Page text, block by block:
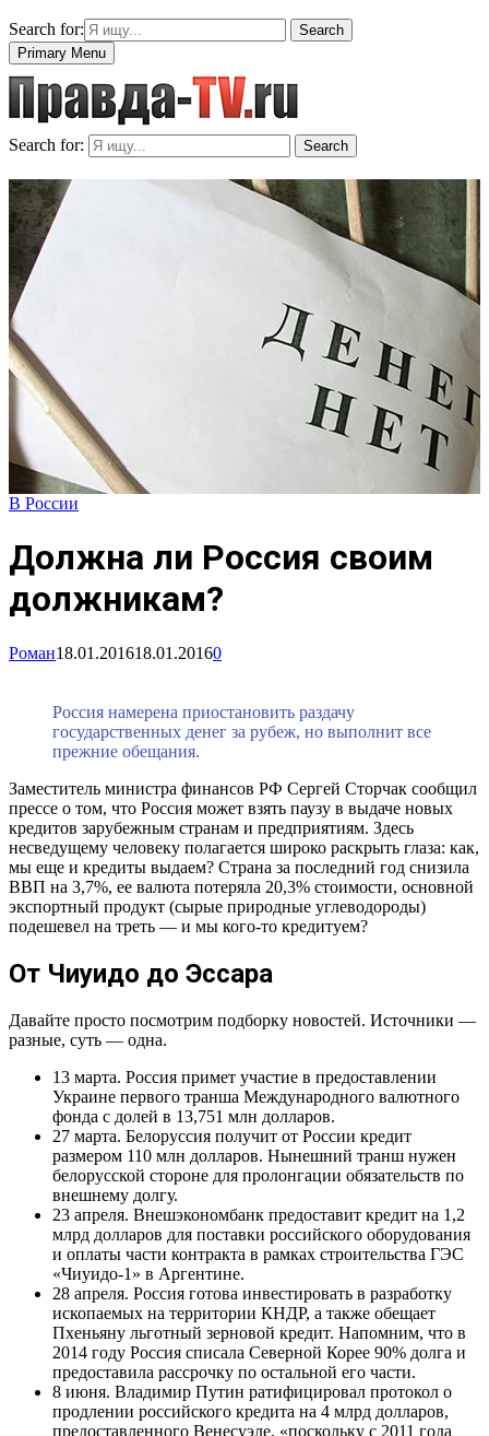
Search for:
Search
Primary Menu
Search for: Search
В России
Должна ли Россия своим
должникам?
Роман18.01.201618.01.20160
Россия намерена приостановить раздачу
государственных денег за рубеж, но выполнит все
прежние обещания.
Заместитель министра финансов РФ Сергей Сторчак сообщил
прессе о том, что Россия может взять паузу в выдаче новых
кредитов зарубежным странам и предприятиям. Здесь
несведущему человеку полагается широко раскрыть глаза: как,
мы еще и кредиты выдаем? Страна за последний год снизила
ВВП на 3,7%, ее валюта потеряла 20,3% стоимости, основной
экспортный продукт (сырые природные углеводороды)
подешевел на треть — и мы кого-то кредитуем?
От Чиуидо до Эссара
Давайте просто посмотрим подборку новостей. Источники —
разные, суть — одна.
13 марта. Россия примет участие в предоставлении
Украине первого транша Международного валютного
фонда с долей в 13,751 млн долларов.
27 марта. Белоруссия получит от России кредит
размером 110 млн долларов. Нынешний транш нужен
белорусской стороне для пролонгации обязательств по
внешнему долгу.
23 апреля. Внешэкономбанк предоставит кредит на 1,2
млрд долларов для поставки российского оборудования
и оплаты части контракта в рамках строительства ГЭС
«Чиуидо-1» в Аргентине.
28 апреля. Россия готова инвестировать в разработку
ископаемых на территории КНДР, а также обещает
Пхеньяну льготный зерновой кредит. Напомним, что в
2014 году Россия списала Северной Корее 90% долга и
предоставила рассрочку по остальной его части.
8 июня. Владимир Путин ратифицировал протокол о
продлении российского кредита на 4 млрд долларов,
предоставленного Венесуэле, «поскольку с 2011 года